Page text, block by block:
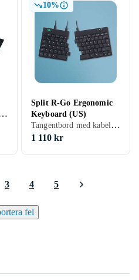
tangentbord, Membran, Engelsk, PC, Mac, Standard
10%
Split R-Go Ergonomic
Keyboard (US)
Tangentbord med kabel, Mekaniska tangentbord, Ergonomiska tangentbord, Mekaniskt, Engelsk, PC, Mac, Ergonomiskt
1 110 kr
3 4 5
fel